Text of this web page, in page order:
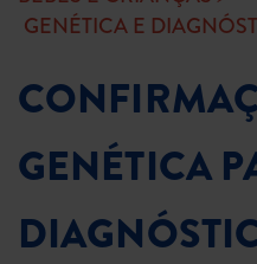
GENÉTICA E
GENÉTICA